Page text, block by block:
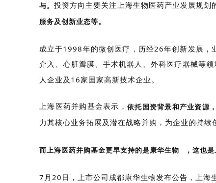
与。投资方向主要关注上海生物医药产业发展规划
服务及创新业态等。
成立于1998年的微创医疗，历经26年创新发展，
介入、心脏瓣膜、手术机器人、外科医疗器械等
人企业及16家国家高新技术企业。
上海医药并购基金表示， 依托国资背景和产业资源
力其核心业务拓展及潜在战略并购，为企业的持续
而上海医药并购基金更早支持的是康华生物 ，这也
7月20日，上市公司成都康华生物发布公告，上海